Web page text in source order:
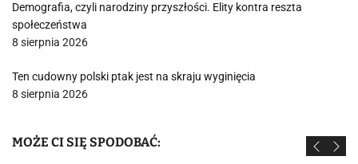
Demografia, czyli narodziny przyszłości. Elity kontra reszta
społeczeństwa
8 sierpnia 2026
Ten cudowny polski ptak jest na skraju wyginięcia
8 sierpnia 2026
MOŻE CI SIĘ SPODOBAĆ: